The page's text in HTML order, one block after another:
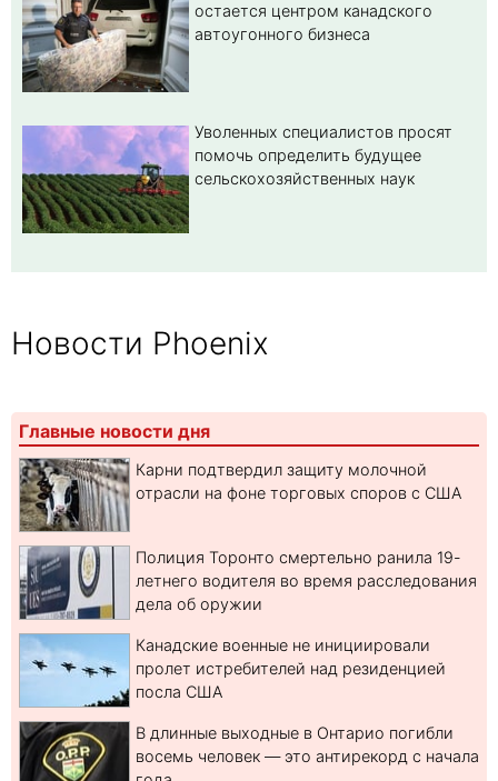
остается центром канадского
автоугонного бизнеса
Уволенных специалистов просят
помочь определить будущее
сельскохозяйственных наук
Новости Phoenix
Главные новости дня
Карни подтвердил защиту молочной
отрасли на фоне торговых споров с США
Полиция Торонто смертельно ранила 19-
летнего водителя во время расследования
дела об оружии
Канадские военные не инициировали
пролет истребителей над резиденцией
посла США
В длинные выходные в Онтарио погибли
восемь человек — это антирекорд с начала